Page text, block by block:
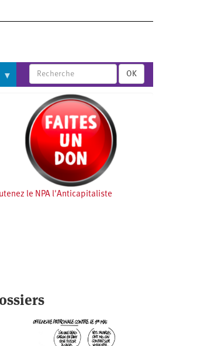
OK
le NPA l'Anticapitaliste